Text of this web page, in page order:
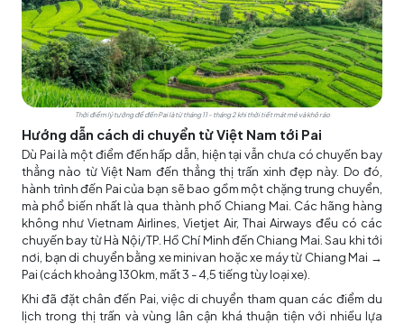
Thời điểm lý tưởng để đến Pai là từ tháng 11 - tháng 2 khi thời tiết mát mẻ và khô ráo
Hướng dẫn cách di chuyển từ Việt Nam tới Pai
Dù Pai là một điểm đến hấp dẫn, hiện tại vẫn chưa có chuyến bay
thẳng nào từ Việt Nam đến thẳng thị trấn xinh đẹp này. Do đó,
hành trình đến Pai của bạn sẽ bao gồm một chặng trung chuyển,
mà phổ biến nhất là qua thành phố Chiang Mai. Các hãng hàng
không như Vietnam Airlines, Vietjet Air, Thai Airways đều có các
chuyến bay từ Hà Nội/TP. Hồ Chí Minh đến Chiang Mai. Sau khi tới
nơi, bạn di chuyển bằng xe minivan hoặc xe máy từ Chiang Mai →
Pai (cách khoảng 130km, mất 3 - 4,5 tiếng tùy loại xe).
Khi đã đặt chân đến Pai, việc di chuyển tham quan các điểm du
lịch trong thị trấn và vùng lân cận khá thuận tiện với nhiều lựa